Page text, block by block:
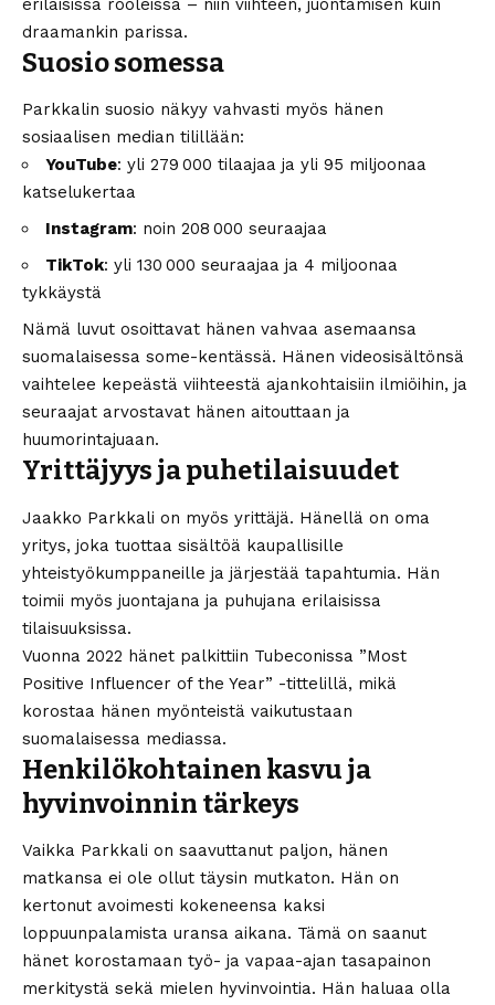
erilaisissa rooleissa – niin viihteen, juontamisen kuin
draamankin parissa.
Suosio somessa
Parkkalin suosio näkyy vahvasti myös hänen
sosiaalisen median tilillään:
YouTube: yli 279 000 tilaajaa ja yli 95 miljoonaa
katselukertaa
Instagram: noin 208 000 seuraajaa
TikTok: yli 130 000 seuraajaa ja 4 miljoonaa
tykkäystä
Nämä luvut osoittavat hänen vahvaa asemaansa
suomalaisessa some-kentässä. Hänen videosisältönsä
vaihtelee kepeästä viihteestä ajankohtaisiin ilmiöihin, ja
seuraajat arvostavat hänen aitouttaan ja
huumorintajuaan.
Yrittäjyys ja puhetilaisuudet
Jaakko Parkkali on myös yrittäjä. Hänellä on oma
yritys, joka tuottaa sisältöä kaupallisille
yhteistyökumppaneille ja järjestää tapahtumia. Hän
toimii myös juontajana ja puhujana erilaisissa
tilaisuuksissa.
Vuonna 2022 hänet palkittiin Tubeconissa ”Most
Positive Influencer of the Year” -tittelillä, mikä
korostaa hänen myönteistä vaikutustaan
suomalaisessa mediassa.
Henkilökohtainen kasvu ja
hyvinvoinnin tärkeys
Vaikka Parkkali on saavuttanut paljon, hänen
matkansa ei ole ollut täysin mutkaton. Hän on
kertonut avoimesti kokeneensa kaksi
loppuunpalamista uransa aikana. Tämä on saanut
hänet korostamaan työ- ja vapaa-ajan tasapainon
merkitystä sekä mielen hyvinvointia. Hän haluaa olla